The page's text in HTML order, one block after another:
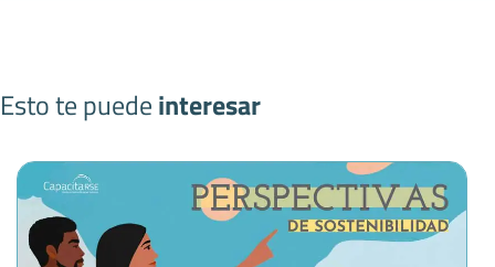
Esto te puedeinteresar